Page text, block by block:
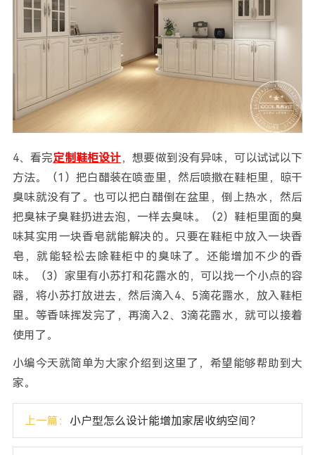
4、看完定制鞋柜设计，想要做到没有异味，可以试试以下
方法。（1）把白醋装在喷壶里，然后喷撒在鞋柜里，晾干
臭味就没有了。也可以把白醋倒在盆里，倒上热水，然后
把臭袜子臭鞋扔进去泡，一样去臭味。（2）鞋柜里面的臭
味其实用一块香皂就能解决的。只要在鞋柜中放入一块香
皂，就能轻松去除鞋柜中的臭味了。还能增加不少的香
味。（3）家里有小苏打和花露水的，可以找一个小点的容
器，将小苏打放进去，然后滴入4、5滴花露水，放入鞋柜
里。等香味挥发完了，再滴入2、3滴花露水，就可以接着
使用了。
小编今天就简单为大家介绍到这里了，希望能够帮助到大
家。
上一篇： 小户型怎么设计能增加家居收纳空间？